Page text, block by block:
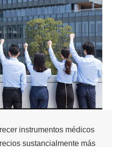
instrumentos médicos
sustancialmente más